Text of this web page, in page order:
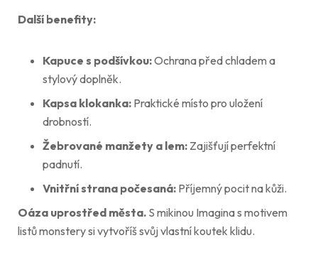
Další benefity:
Kapuce s podšívkou:Ochrana před chladem a
stylový doplněk.
Kapsa klokanka: Praktické místo pro uložení
drobností.
Žebrované manžety a lem: Zajišťují perfektní
padnutí.
Vnitřní strana počesaná: Příjemný pocit na kůži.
Oáza uprostřed města. S mikinou Imagina s motivem
listů monstery si vytvoříš svůj vlastní koutek klidu.